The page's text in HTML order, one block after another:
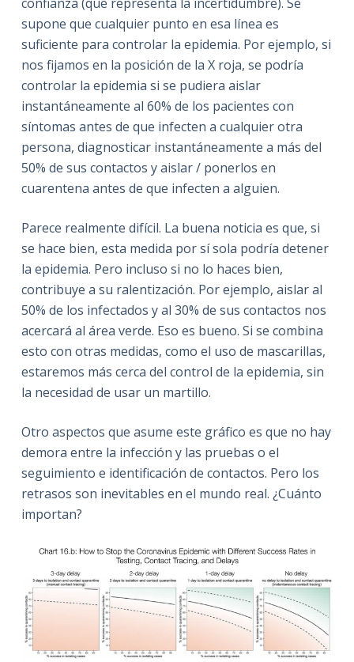
supone que cualquier punto en esa línea es
suficiente para controlar la epidemia. Por ejemplo, si
nos fijamos en la posición de la X roja, se podría
controlar la epidemia si se pudiera aislar
instantáneamente al 60% de los pacientes con
síntomas antes de que infecten a cualquier otra
persona, diagnosticar instantáneamente a más del
50% de sus contactos y aislar / ponerlos en
cuarentena antes de que infecten a alguien.
Parece realmente difícil. La buena noticia es que, si
se hace bien, esta medida por sí sola podría detener
la epidemia. Pero incluso si no lo haces bien,
contribuye a su ralentización. Por ejemplo, aislar al
50% de los infectados y al 30% de sus contactos nos
acercará al área verde. Eso es bueno. Si se combina
esto con otras medidas, como el uso de mascarillas,
estaremos más cerca del control de la epidemia, sin
la necesidad de usar un martillo.
Otro aspectos que asume este gráfico es que no hay
demora entre la infección y las pruebas o el
seguimiento e identificación de contactos. Pero los
retrasos son inevitables en el mundo real. ¿Cuánto
importan?